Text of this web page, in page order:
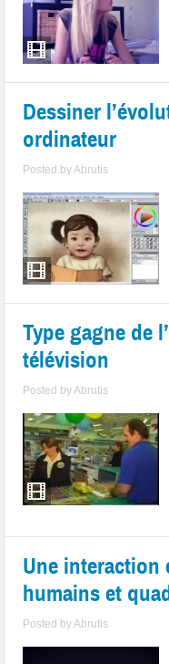
Dessiner
ordinateur
Posted byAbrutis
Type gagne de
télévision
Posted byAbrutis
Une interaction
humains et
Posted byAbrutis